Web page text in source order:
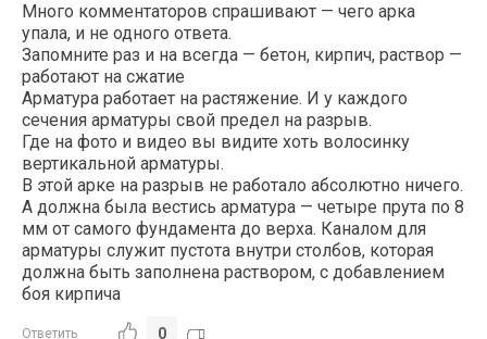
Много комментаторов спрашивают — чего арка
упала, и не одного ответа.
Запомните раз и на всегда — бетон, кирпич, раствор —
работают на сжатие
Арматура работает на растяжение. И у каждого
сечения арматуры свой предел на разрыв.
Где на фото и видео вы видите хоть волосинку
вертикальной арматуры.
В этой арке на разрыв не работало абсолютно ничего.
А должна была вестись арматура — четыре прута по 8
мм от самого фундамента до верха. Каналом для
арматуры служит пустота внутри столбов, которая
должна быть заполнена раствором, с добавлением
боя кирпича
Ответить 0